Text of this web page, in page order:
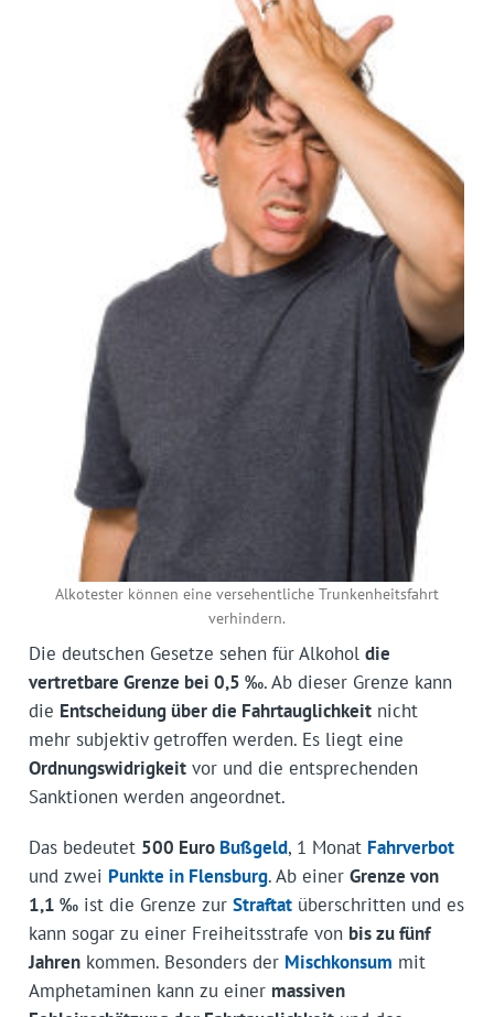
Alkotester können eine versehentliche Trunkenheitsfahrt
verhindern.
Die deutschen Gesetze sehen für Alkohol die
vertretbare Grenze bei 0,5 ‰. Ab dieser Grenze kann
die Entscheidung über die Fahrtauglichkeitnicht
mehr subjektiv getroffen werden. Es liegt eine
Ordnungswidrigkeitvor und die entsprechenden
Sanktionen werden angeordnet.
Das bedeutet 500 Euro Bußgeld, 1 Monat Fahrverbot
und zwei Punkte in Flensburg. Ab einer Grenze von
1,1 ‰ist die Grenze zur Straftatüberschritten und es
kann sogar zu einer Freiheitsstrafe von bis zu fünf
Jahrenkommen. Besonders der Mischkonsum mit
Amphetaminen kann zu einer massiven